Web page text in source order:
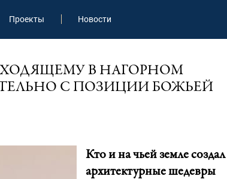
Проекты Новости
В НАГОРНОМ
С ПОЗИЦИИ БОЖЬЕЙ
Кто и на чьей земле создал
архитектурные шедевры